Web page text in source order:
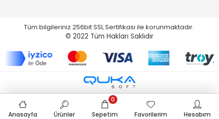
Tüm bilgileriniz 256bit SSL Sertifikası ile korunmaktadır.
© 2022 Tüm Hakları Saklıdır
Anasayfa Ürünler Sepetim
0
Favorilerim
Hesabım